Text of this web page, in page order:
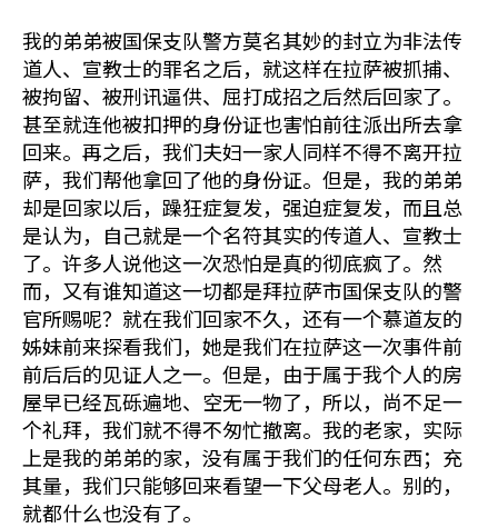
我的弟弟被国保支队警方莫名其妙的封立为非法传
道人、宣教士的罪名之后，就这样在拉萨被抓捕、
被拘留、被刑讯逼供、屈打成招之后然后回家了。
甚至就连他被扣押的身份证也害怕前往派出所去拿
回来。再之后，我们夫妇一家人同样不得不离开拉
萨，我们帮他拿回了他的身份证。但是，我的弟弟
却是回家以后，躁狂症复发，强迫症复发，而且总
是认为，自己就是一个名符其实的传道人、宣教士
了。许多人说他这一次恐怕是真的彻底疯了。然
而，又有谁知道这一切都是拜拉萨市国保支队的警
官所赐呢？就在我们回家不久，还有一个慕道友的
姊妹前来探看我们，她是我们在拉萨这一次事件前
前后后的见证人之一。但是，由于属于我个人的房
屋早已经瓦砾遍地、空无一物了，所以，尚不足一
个礼拜，我们就不得不匆忙撤离。我的老家，实际
上是我的弟弟的家，没有属于我们的任何东西；充
其量，我们只能够回来看望一下父母老人。别的，
就都什么也没有了。